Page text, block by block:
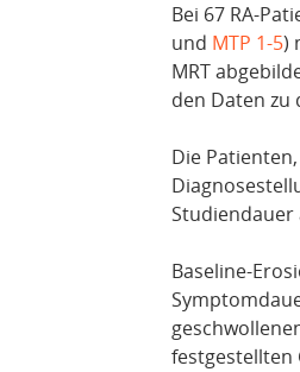
Bei 67 RA-
und MTP 1-5)
MRT
den Daten zu
Die
Studiendauer
Baseline-
festgestellten